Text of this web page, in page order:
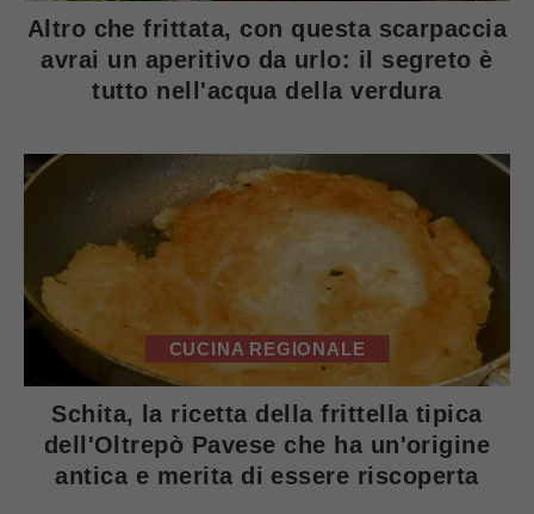
Altro che frittata, con questa scarpaccia
avrai un aperitivo da urlo: il segreto è
tutto nell'acqua della verdura
CUCINA REGIONALE
Schita, la ricetta della frittella tipica
dell'Oltrepò Pavese che ha un'origine
antica e merita di essere riscoperta